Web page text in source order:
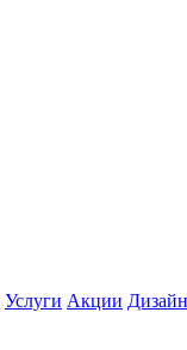
Услуги Акции